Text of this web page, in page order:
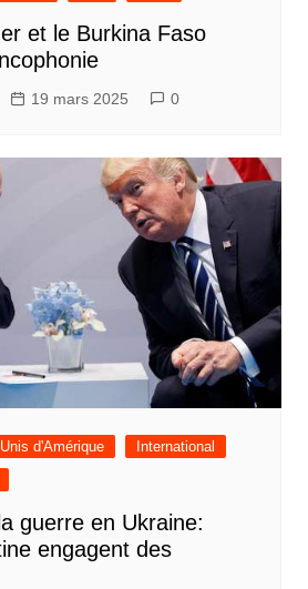
et le Burkina Faso
19 mars 2025 0
d'Amérique
International
guerre en Ukraine:
engagent des